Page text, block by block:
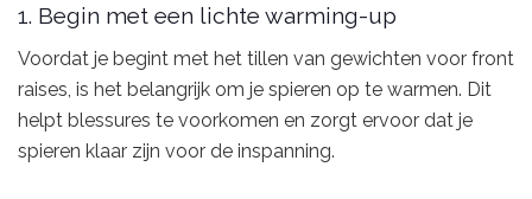
1. Begin met een lichte warming-up
Voordat je begint met het tillen van gewichten voor front
raises, is het belangrijk om je spieren op te warmen. Dit
helpt blessures te voorkomen en zorgt ervoor dat je
spieren klaar zijn voor de inspanning.